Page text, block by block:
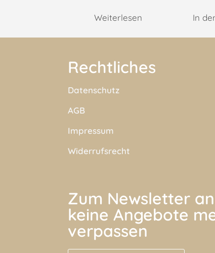
Weiterlesen In
Rechtliches
Datenschutz
AGB
Impressum
Widerrufsrecht
Zum Newsletter
keine Angebote
verpassen